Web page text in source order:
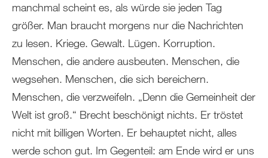
manchmal scheint es, als würde sie jeden Tag
größer. Man braucht morgens nur die Nachrichten
zu lesen. Kriege. Gewalt. Lügen. Korruption.
Menschen, die andere ausbeuten. Menschen, die
wegsehen. Menschen, die sich bereichern.
Menschen, die verzweifeln. „Denn die Gemeinheit der
Welt ist groß.“ Brecht beschönigt nichts. Er tröstet
nicht mit billigen Worten. Er behauptet nicht, alles
werde schon gut. Im Gegenteil: am Ende wird er uns